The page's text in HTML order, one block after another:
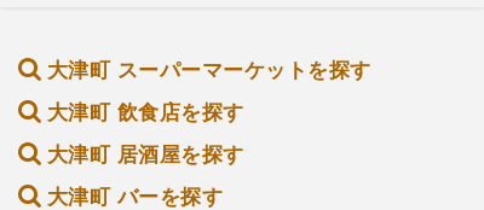
大津町 スーパーマーケットを探す
大津町 飲食店を探す
大津町 居酒屋を探す
大津町 バーを探す